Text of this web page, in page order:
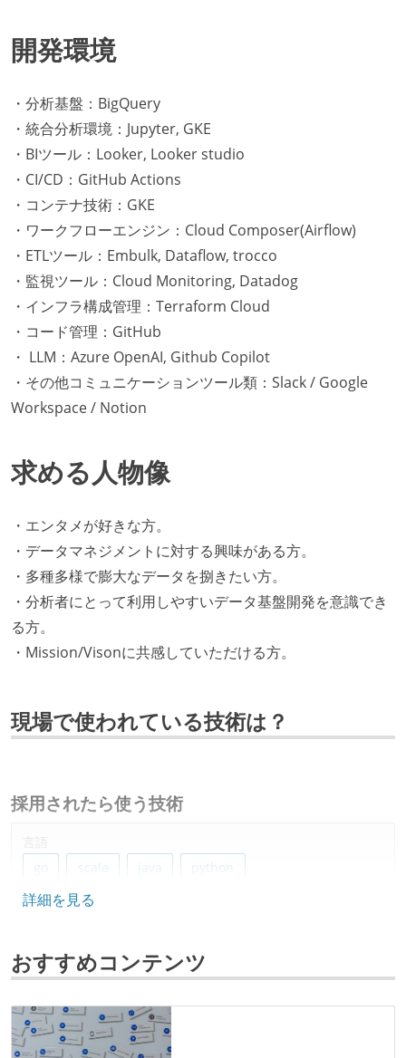
開発環境
・分析基盤：BigQuery
・統合分析環境：Jupyter, GKE
・BIツール：Looker, Looker studio
・CI/CD：GitHub Actions
・コンテナ技術：GKE
・ワークフローエンジン：Cloud Composer(Airflow)
・ETLツール：Embulk, Dataflow, trocco
・監視ツール：Cloud Monitoring, Datadog
・インフラ構成管理：Terraform Cloud
・コード管理：GitHub
・ LLM：Azure OpenAI, Github Copilot
・その他コミュニケーションツール類：Slack / Google
Workspace / Notion
求める人物像
・エンタメが好きな方。
・データマネジメントに対する興味がある方。
・多種多様で膨大なデータを捌きたい方。
・分析者にとって利用しやすいデータ基盤開発を意識でき
る方。
・Mission/Visonに共感していただける方。
現場で使われている技術は？
採用されたら使う技術
言語
go
scala java python
データベース
プロジェクト管理
github
情報共有ツール
詳細を見る
おすすめコンテンツ